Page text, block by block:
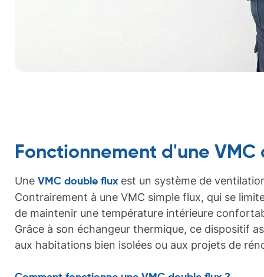
Fonctionnement d'une
Une VMC double flux est un système de
Contrairement à une VMC simple flux, qui se
de maintenir une température intérieure
Grâce à son échangeur thermique, ce dispositif
aux habitations bien isolées ou aux projets de